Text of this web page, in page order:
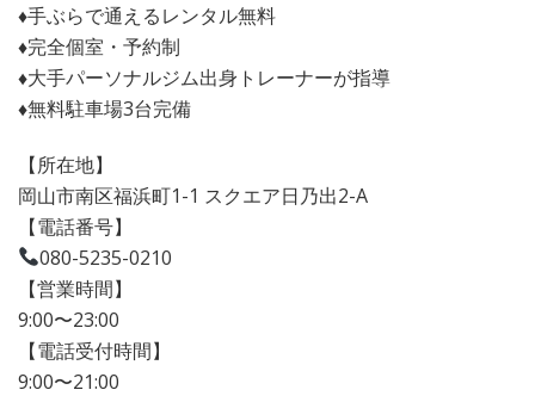
♦︎手ぶらで通えるレンタル無料
♦︎完全個室・予約制
♦︎大手パーソナルジム出身トレーナーが指導
♦︎無料駐車場3台完備
【所在地】
岡山市南区福浜町1-1 スクエア日乃出2-A
【電話番号】
080-5235-0210
【営業時間】
9:00〜23:00
【電話受付時間】
9:00〜21:00